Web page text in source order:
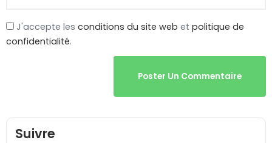
J'accepte les conditions du site web et politique de
confidentialité.
Poster Un Commentaire
Suivre